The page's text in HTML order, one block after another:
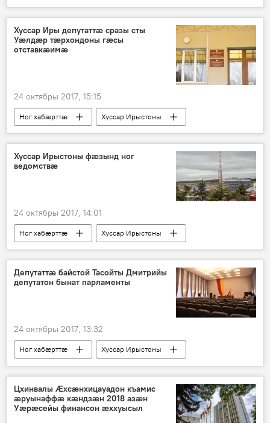
Хуссар Иры депутаттӕ сразы сты
Уӕлдӕр тӕрхондоны гӕсы
отставкӕимӕ
24 октябры 2017, 15:15
Ног хабӕрттӕ Хуссар Ирыстоны
Хуссар Ирыстоны фæзынд ног
ведомствæ
24 октябры 2017, 14:01
Ног хабӕрттӕ Хуссар Ирыстоны
Депутаттæ байстой Тасойты Дмитрийы
депутатон бынат парламенты
24 октябры 2017, 13:32
Ног хабӕрттӕ Хуссар Ирыстоны
Цхинвалы Ӕхсæнхицауадон къамис
æруынаффæ кæндзæн 2018 азæн
Уæрæсейы финансон æххуысыл